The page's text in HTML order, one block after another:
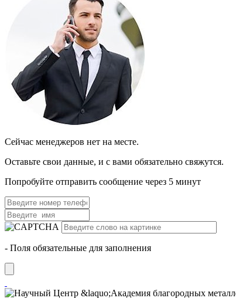
Cейчас менеджеров нет на месте.
Оставьте свои данные, и с вами обязательно свяжутся.
Попробуйте отправить сообщение через 5 минут
- Поля обязательные для заполнения